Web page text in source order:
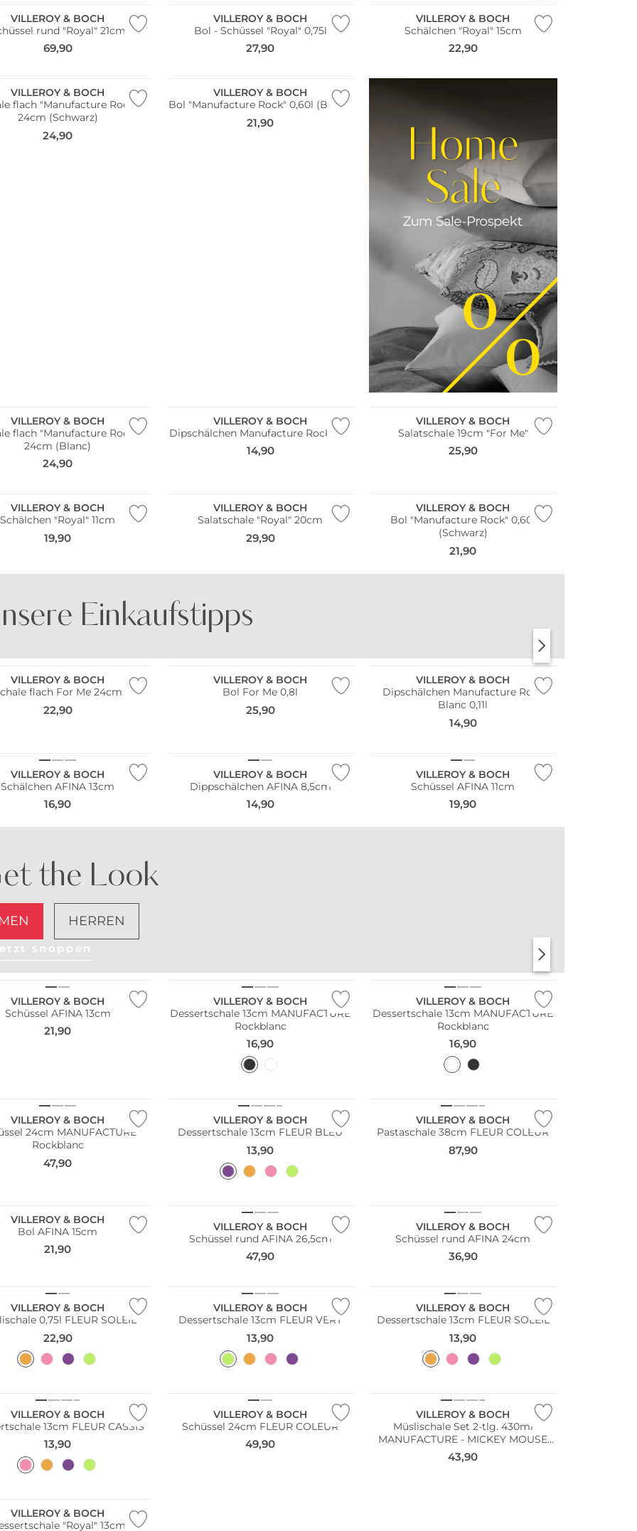
VILLEROY & BOCH
rund "Royal" 21cm
69,90
VILLEROY & BOCH
Bol - Schüssel "Royal" 0,75l
27,90
VILLEROY & BOCH
Schälchen "Royal" 15cm
22,90
VILLEROY & BOCH
flach "Manufacture Rock"
24cm (Schwarz)
24,90
VILLEROY & BOCH
Bol "Manufacture Rock" 0,60l (Blanc)
21,90
VILLEROY & BOCH
flach "Manufacture Rock"
24cm (Blanc)
24,90
VILLEROY & BOCH
Dipschälchen Manufacture Rock 0,11l
14,90
VILLEROY & BOCH
Salatschale 19cm "For Me"
25,90
VILLEROY & BOCH
Schälchen "Royal" 11cm
19,90
VILLEROY & BOCH
Salatschale "Royal" 20cm
29,90
VILLEROY & BOCH
Bol "Manufacture Rock" 0,60l
(Schwarz)
21,90
Einkaufstipps
BE FAMOUS DOCK AND BAY STANLEY KKNEKKI
VILLEROY & BOCH
flach For Me 24cm
22,90
VILLEROY & BOCH
Bol For Me 0,8l
25,90
VILLEROY & BOCH
Dipschälchen Manufacture Rock
Blanc 0,11l
14,90
VILLEROY & BOCH
Schälchen AFINA 13cm
16,90
VILLEROY & BOCH
Dippschälchen AFINA 8,5cm
14,90
VILLEROY & BOCH
Schüssel AFINA 11cm
19,90
the Look
HERREN
shoppen
VILLEROY & BOCH
Schüssel AFINA 13cm
21,90
VILLEROY & BOCH
Dessertschale 13cm MANUFACTURE
Rockblanc
16,90
VILLEROY & BOCH
Dessertschale 13cm MANUFACTURE
Rockblanc
16,90
VILLEROY & BOCH
24cm MANUFACTURE
Rockblanc
47,90
VILLEROY & BOCH
Dessertschale 13cm FLEUR BLEU
13,90
VILLEROY & BOCH
Pastaschale 38cm FLEUR COLEUR
87,90
VILLEROY & BOCH
Bol AFINA 15cm
21,90
VILLEROY & BOCH
Schüssel rund AFINA 26,5cm
47,90
VILLEROY & BOCH
Schüssel rund AFINA 24cm
36,90
VILLEROY & BOCH
0,75l FLEUR SOLEIL
22,90
VILLEROY & BOCH
Dessertschale 13cm FLEUR VERT
13,90
VILLEROY & BOCH
Dessertschale 13cm FLEUR SOLEIL
13,90
VILLEROY & BOCH
13cm FLEUR CASSIS
13,90
VILLEROY & BOCH
Schüssel 24cm FLEUR COLEUR
49,90
VILLEROY & BOCH
Müslischale Set 2-tlg. 430ml
MANUFACTURE - MICKEY MOUSE
Schwarz/Weiss
43,90
VILLEROY & BOCH
"Royal" 13cm